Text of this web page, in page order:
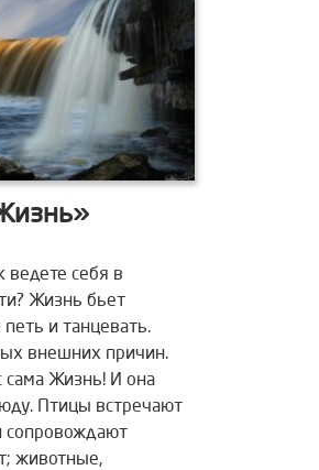
ведете себя в
Жизнь бьет
и танцевать.
внешних причин.
сама Жизнь! И она
Птицы встречают
сопровождают
животные,